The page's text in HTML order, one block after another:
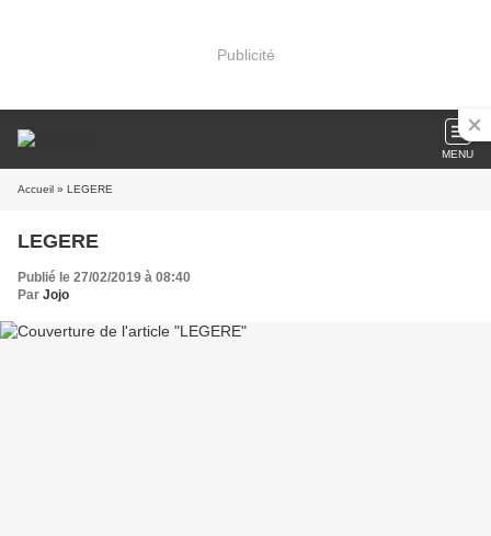
Publicité
MENU
Accueil » LEGERE
LEGERE
Publié le 27/02/2019 à 08:40
Par Jojo